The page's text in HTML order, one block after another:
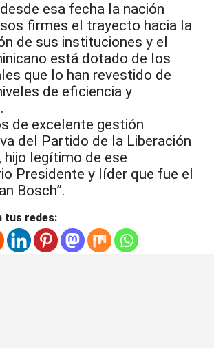
esa fecha la nación
firmes el trayecto hacia la
de sus instituciones y el
está dotado de los
que lo han revestido de
de eficiencia y
de excelente gestión
del Partido de la Liberación
hijo legítimo de ese
Presidente y líder que fue el
Bosch”.
tus redes: